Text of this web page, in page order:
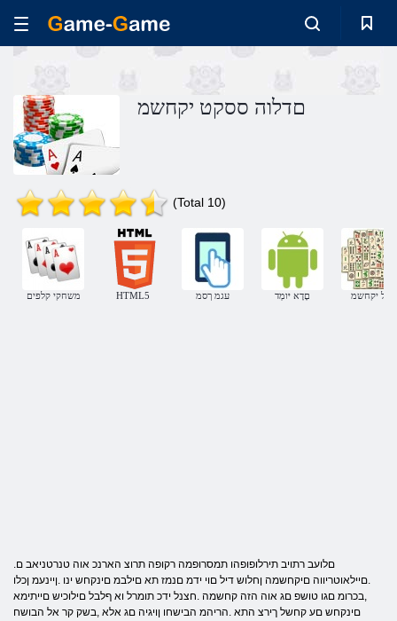
םדלוה ססקט יקחשמ
(Total 10)
משחקי קלפים HTML5 עגמ ךסמ םָדָא יּומְד חול יקחשמ
.םלועב רתויב תירלופופהו תמסרופמה רקופה תרוצ הארנכ אוה טנרטניאב ם
.םיילאוטריווה םיקחשמה ןחלוש דיל םוי ידמ םנמז תא םילבמ םינקחש ינו .ןיינעמ ןכלו
,בכרומ םגו טושפ םג אוה הזה קחשמה .חצנל ידכ תומרל וא ףלבל םילוכיש םייתימא
םינקחש םע קחשל ךירצ התא .הריהמ הבישחו ןויגיה םג אלא ,בשק קר אל הבושח